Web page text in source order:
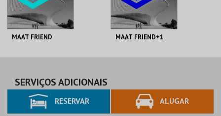
MAAT FRIEND
AQUISIÇÃO
MAIS INFO
MAAT FRIEND+1
MAIS INFO
SERVIÇOS ADICIONAIS
RESERVAR ALUGAR